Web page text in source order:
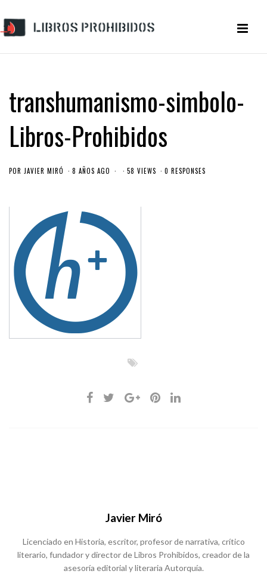
transhumanismo-simbolo-
Libros-Prohibidos
POR JAVIER MIRÓ 8 AÑOS AGO 58 VIEWS 0 RESPONSES
Javier Miró
Licenciado en Historia, escritor, profesor de narrativa, crítico
literario, fundador y director de Libros Prohibidos, creador de la
asesoría editorial y literaria Autorquía.